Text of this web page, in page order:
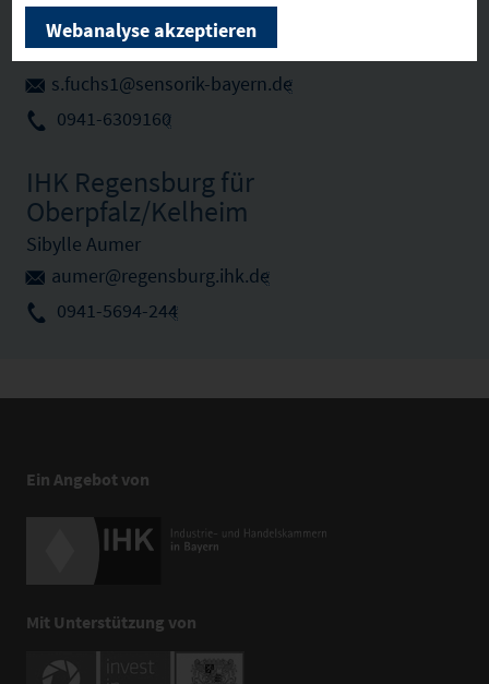
Ansprechpartner vor Ort
Stefanie Fuchs
s.fuchs1@sensorik-bayern.de
0941-6309160
IHK Regensburg für
Oberpfalz/Kelheim
Sibylle Aumer
aumer@regensburg.ihk.de
0941-5694-244
Ein Angebot von
Mit Unterstützung von
Webanalyse akzeptieren